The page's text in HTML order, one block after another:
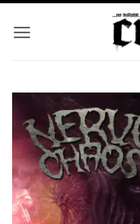
Inhalt
springen